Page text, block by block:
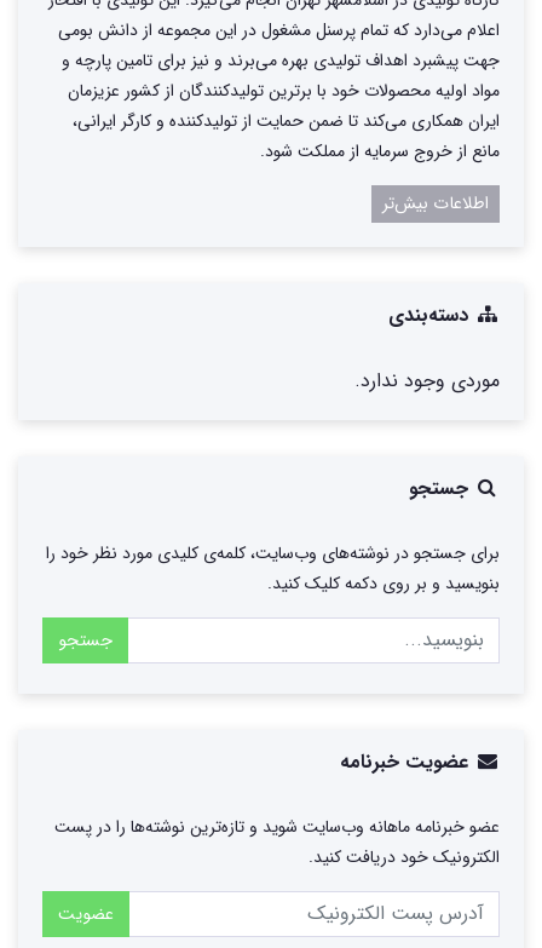
اعلام می‌دارد که تمام پرسنل مشغول در این مجموعه از دانش بومی
جهت پیشبرد اهداف تولیدی بهره می‌برند و نیز برای تامین پارچه و
مواد اولیه محصولات خود با برترین تولیدکنندگان از کشور عزیزمان
ایران همکاری می‌کند تا ضمن حمایت از تولیدکننده و کارگر ایرانی،
مانع از خروج سرمایه از مملکت شود.
اطلاعات بیش‌تر
دسته‌بندی
موردی وجود ندارد.
جستجو
برای جستجو در نوشته‌های وب‌سایت، کلمه‌ی کلیدی مورد نظر خود را
بنویسید و بر روی دکمه کلیک کنید.
جستجو
عضویت خبرنامه
عضو خبرنامه ماهانه وب‌سایت شوید و تازه‌ترین نوشته‌ها را در پست
الکترونیک خود دریافت کنید.
عضویت